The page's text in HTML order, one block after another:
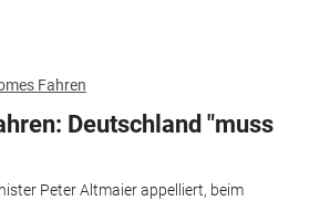
Fahren
Deutschland "muss
Peter Altmaier appelliert, beim